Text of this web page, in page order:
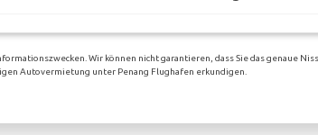
Wir können nicht garantieren, dass Sie das genaue
Autovermietung unter Penang Flughafen erkundigen.